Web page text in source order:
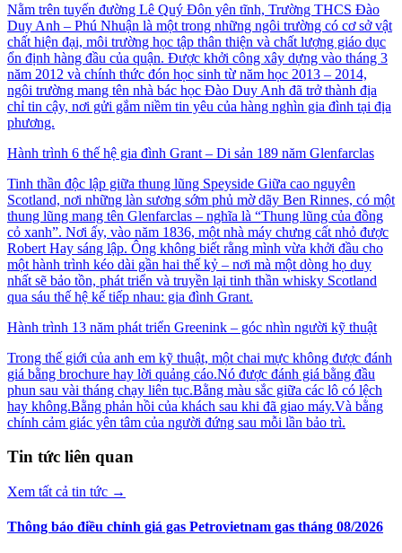
Nằm trên tuyến đường Lê Quý Đôn yên tĩnh, Trường THCS Đào
Duy Anh – Phú Nhuận là một trong những ngôi trường có cơ sở vật
chất hiện đại, môi trường học tập thân thiện và chất lượng giáo dục
ổn định hàng đầu của quận. Được khởi công xây dựng vào tháng 3
năm 2012 và chính thức đón học sinh từ năm học 2013 – 2014,
ngôi trường mang tên nhà bác học Đào Duy Anh đã trở thành địa
chỉ tin cậy, nơi gửi gắm niềm tin yêu của hàng nghìn gia đình tại địa
phương.
Hành trình 6 thế hệ gia đình Grant – Di sản 189 năm Glenfarclas
Tinh thần độc lập giữa thung lũng Speyside Giữa cao nguyên
Scotland, nơi những làn sương sớm phủ mờ dãy Ben Rinnes, có một
thung lũng mang tên Glenfarclas – nghĩa là “Thung lũng của đồng
cỏ xanh”. Nơi ấy, vào năm 1836, một nhà máy chưng cất nhỏ được
Robert Hay sáng lập. Ông không biết rằng mình vừa khởi đầu cho
một hành trình kéo dài gần hai thế kỷ – nơi mà một dòng họ duy
nhất sẽ bảo tồn, phát triển và truyền lại tinh thần whisky Scotland
qua sáu thế hệ kế tiếp nhau: gia đình Grant.
Hành trình 13 năm phát triển Greenink – góc nhìn người kỹ thuật
Trong thế giới của anh em kỹ thuật, một chai mực không được đánh
giá bằng brochure hay lời quảng cáo.Nó được đánh giá bằng đầu
phun sau vài tháng chạy liên tục.Bằng màu sắc giữa các lô có lệch
hay không.Bằng phản hồi của khách sau khi đã giao máy.Và bằng
chính cảm giác yên tâm của người đứng sau mỗi lần bảo trì.
Tin tức liên quan
Xem tất cả tin tức →
Thông báo điều chỉnh giá gas Petrovietnam gas tháng 08/2026